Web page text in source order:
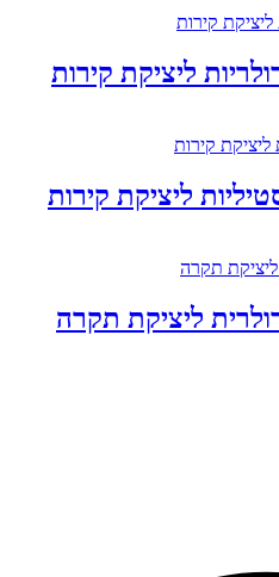
ליציקת קירות
ליציקת קירות
ליציקת תקרה